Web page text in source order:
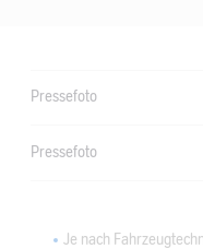
Pressefoto
Pressefoto
Je nach